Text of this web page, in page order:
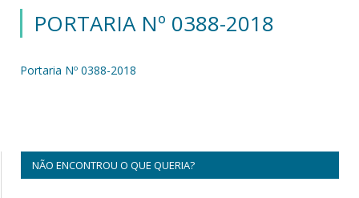
PORTARIA Nº 0388-2018
Portaria Nº 0388-2018
NÃO ENCONTROU O QUE QUERIA?